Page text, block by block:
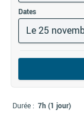
Dates
Le 25
Durée : 7h (1 jour)